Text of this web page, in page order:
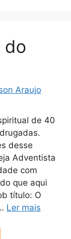
do
Araujo
de 40
desse
Adventista
com
que aqui
título: O
Ler mais